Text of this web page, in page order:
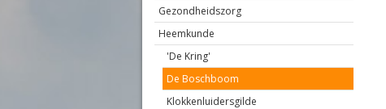
Gezondheidszorg
Heemkunde
'De Kring'
De Boschboom
Klokkenluidersgilde